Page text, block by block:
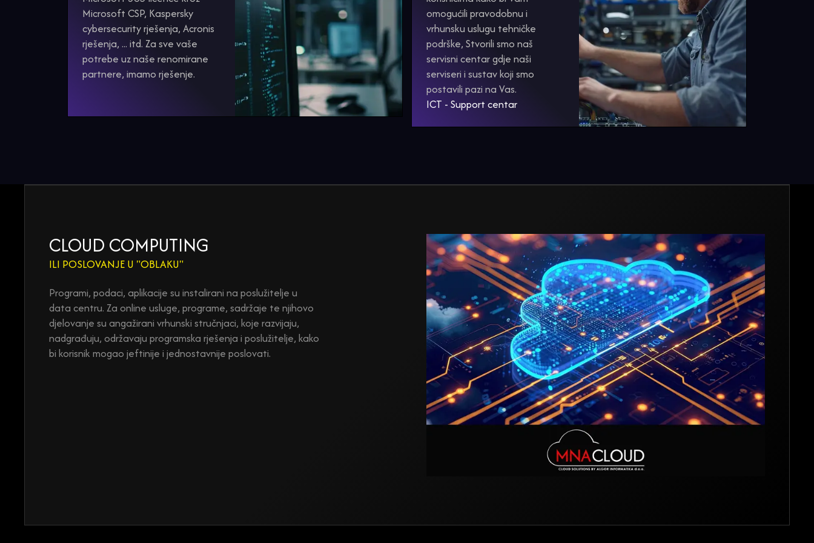
Microsoft CSP, Kaspersky
cybersecurity rješenja, Acronis
rješenja, ... itd. Za sve vaše
potrebe uz naše renomirane
partnere, imamo rješenje.
omogućili pravodobnu i
vrhunsku uslugu tehničke
podrške, Stvorili smo naš
servisni centar gdje naši
serviseri i sustav koji smo
postavili pazi na Vas.
ICT - Support centar
CLOUD COMPUTING
ILI POSLOVANJE U "OBLAKU"
Programi, podaci, aplikacije su instalirani na poslužitelje u
data centru. Za online usluge, programe, sadržaje te njihovo
djelovanje su angažirani vrhunski stručnjaci, koje razvijaju,
nadgrađuju, održavaju programska rješenja i poslužitelje, kako
bi korisnik mogao jeftinije i jednostavnije poslovati.